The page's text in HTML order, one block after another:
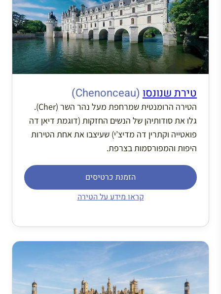
טירת שנונסו (Chenonceau)
הטירה הרומנטית שמרחפת מעל נהר השר (Cher).
גלו את סודותיהן של הנשים החזקות (דוגמת דיאן דה
פואטייה וקתרין דה מדיצ’י) שעיצבו את אחת הטירות
היפות והמפורסמות בצרפת.
הזמנת כרטיסים
קראו מידע על הטירה